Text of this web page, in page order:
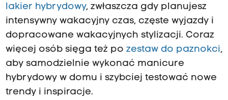
lakier hybrydowy, zwłaszcza gdy planujesz
intensywny wakacyjny czas, częste wyjazdy i
dopracowane wakacyjnych stylizacji. Coraz
więcej osób sięga też po zestaw do paznokci,
aby samodzielnie wykonać manicure
hybrydowy w domu i szybciej testować nowe
trendy i inspiracje.